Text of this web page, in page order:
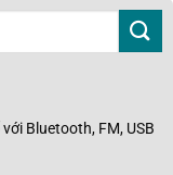
Bluetooth, FM, USB